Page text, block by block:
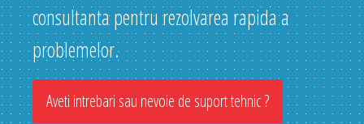
consultanta pentru rezolvarea rapida a
problemelor.
Aveti intrebari sau nevoie de suport tehnic ?